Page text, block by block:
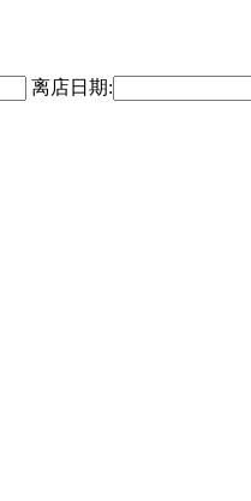
离店日期: